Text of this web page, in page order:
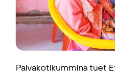
Päiväkotikummina tuet